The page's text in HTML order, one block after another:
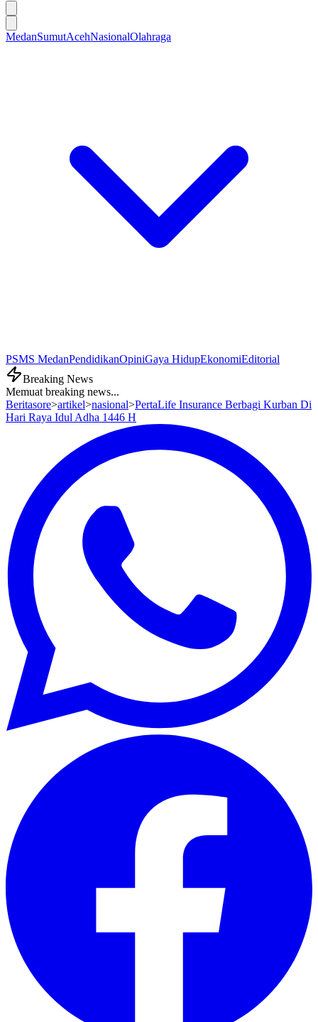
MedanSumutAcehNasionalOlahraga
PSMS MedanPendidikanOpiniGaya HidupEkonomiEditorial
Breaking News
Memuat breaking news...
Beritasore>artikel>nasional>PertaLife Insurance Berbagi Kurban Di
Hari Raya Idul Adha 1446 H